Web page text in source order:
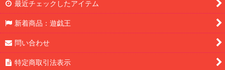
最近チェックしたアイテム
新着商品：遊戯王
問い合わせ
特定商取引法表示